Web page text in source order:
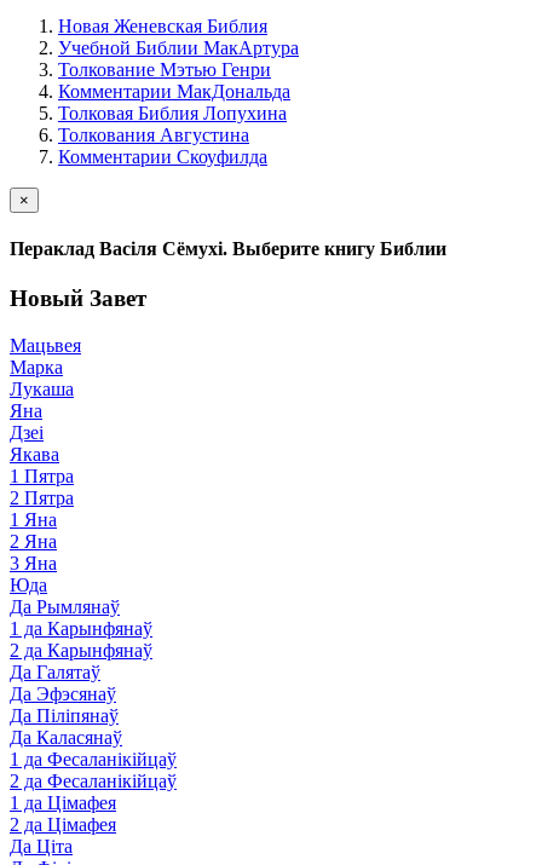
Новая Женевская Библия
Учебной Библии МакАртура
Толкование Мэтью Генри
Комментарии МакДональда
Толковая Библия Лопухина
Толкования Августина
Комментарии Скоуфилда
×
Пераклад Васіля Сёмухі. Выберите книгу Библии
Новый Завет
Мацьвея
Марка
Лукаша
Яна
Дзеі
Якава
1 Пятра
2 Пятра
1 Яна
2 Яна
3 Яна
Юда
Да Рымлянаў
1 да Карынфянаў
2 да Карынфянаў
Да Галятаў
Да Эфэсянаў
Да Піліпянаў
Да Каласянаў
1 да Фесаланікійцаў
2 да Фесаланікійцаў
1 да Цімафея
2 да Цімафея
Да Ціта